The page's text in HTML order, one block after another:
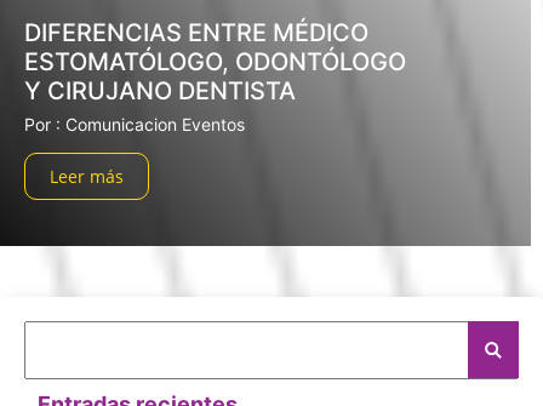
DIFERENCIAS ENTRE MÉDICO
ESTOMATÓLOGO, ODONTÓLOGO
Y CIRUJANO DENTISTA
Por : Comunicacion Eventos
Leer más